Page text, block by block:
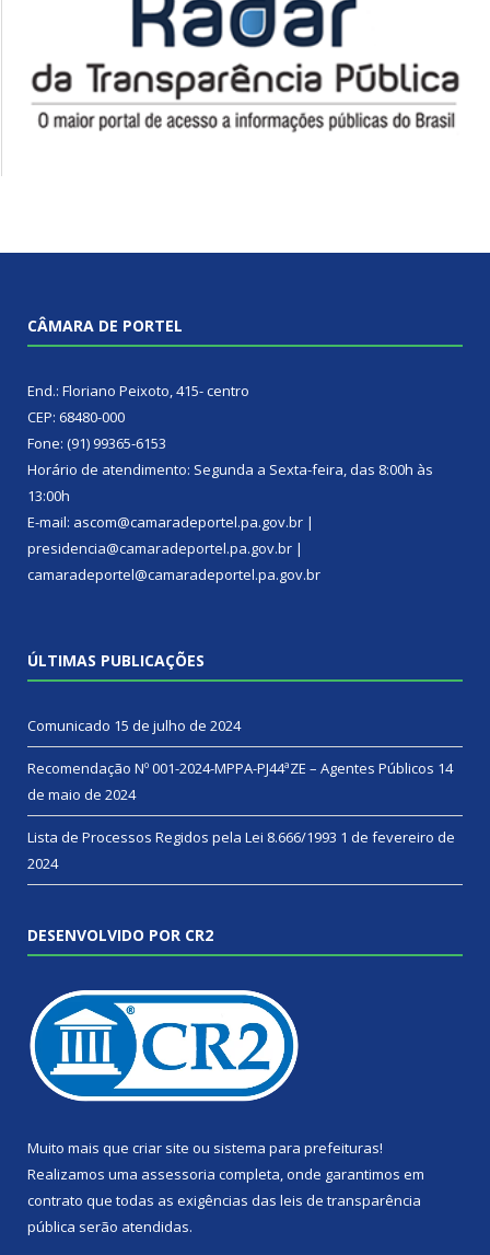
CÂMARA DE PORTEL
End.: Floriano Peixoto, 415- centro
CEP: 68480-000
Fone: (91) 99365-6153
Horário de atendimento: Segunda a Sexta-feira, das 8:00h às
13:00h
E-mail: ascom@camaradeportel.pa.gov.br |
presidencia@camaradeportel.pa.gov.br |
camaradeportel@camaradeportel.pa.gov.br
ÚLTIMAS PUBLICAÇÕES
Comunicado 15 de julho de 2024
Recomendação Nº 001-2024-MPPA-PJ44ªZE – Agentes Públicos 14
de maio de 2024
Lista de Processos Regidos pela Lei 8.666/1993 1 de fevereiro de
2024
DESENVOLVIDO POR CR2
Muito mais que criar site ou sistema para prefeituras!
Realizamos uma assessoria completa, onde garantimos em
contrato que todas as exigências das leis de transparência
pública serão atendidas.